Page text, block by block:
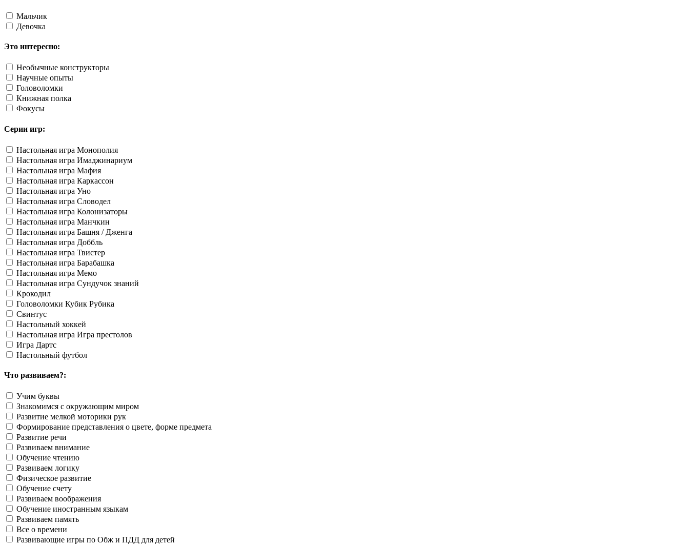
Мальчик
Девочка
Это интересно:
Необычные конструкторы
Научные опыты
Головоломки
Книжная полка
Фокусы
Серии игр:
Настольная игра Монополия
Настольная игра Имаджинариум
Настольная игра Мафия
Настольная игра Каркассон
Настольная игра Уно
Настольная игра Словодел
Настольная игра Колонизаторы
Настольная игра Манчкин
Настольная игра Башня / Дженга
Настольная игра Доббль
Настольная игра Твистер
Настольная игра Барабашка
Настольная игра Мемо
Настольная игра Сундучок знаний
Крокодил
Головоломки Кубик Рубика
Свинтус
Настольный хоккей
Настольная игра Игра престолов
Игра Дартс
Настольный футбол
Что развиваем?:
Учим буквы
Знакомимся с окружающим миром
Развитие мелкой моторики рук
Формирование представления о цвете, форме предмета
Развитие речи
Развиваем внимание
Обучение чтению
Развиваем логику
Физическое развитие
Обучение счету
Развиваем воображения
Обучение иностранным языкам
Развиваем память
Все о времени
Развивающие игры по Обж и ПДД для детей